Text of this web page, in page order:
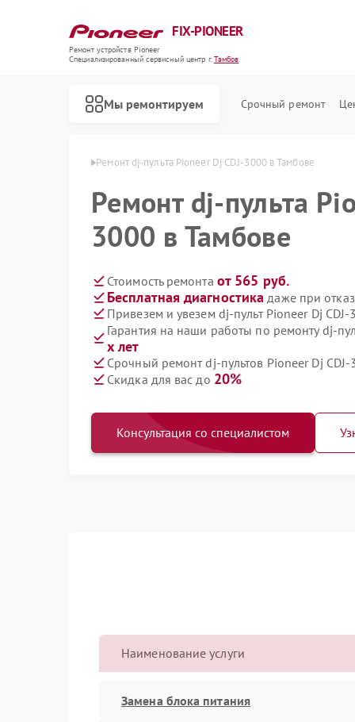
FIX-PIONEER
Ремонт устройств Pioneer
Специализированный cервисный центр г.Тамбов
Мы ремонтируем Срочный ремонт
Pioneer в Тамбове Ремонт dj-пульта Pioneer Dj CDJ-3000 в Тамбове
Ремонт dj-пульта
3000 в Тамбове
Стоимость ремонта от 565 руб.
Бесплатная диагностика даже при
Привезем и увезем dj-пульт Pioneer Dj
Гарантия на наши работы по ремонту dj-
х лет
Срочный ремонт dj-пультов Pioneer Dj CDJ-
Скидка для вас до 20%
Консультация со специалистом
Наименование услуги
Замена блока питания